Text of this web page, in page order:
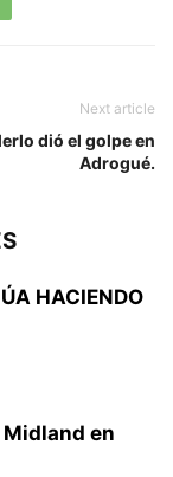
Next article
dió el golpe en
Adrogué.
HACIENDO
en